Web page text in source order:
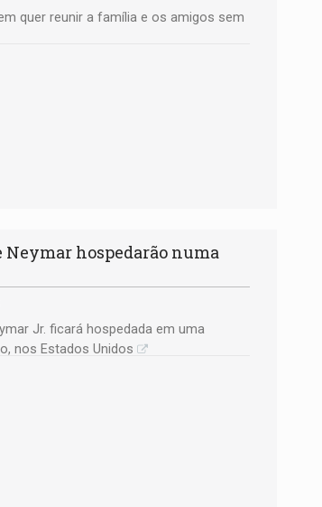
quer reunir a família e os amigos sem
Neymar hospedarão numa
Jr. ficará hospedada em uma
nos Estados Unidos